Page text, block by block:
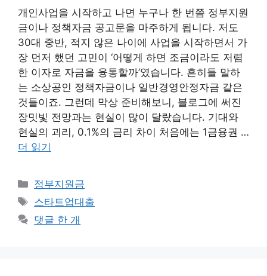
개인사업을 시작하고 나면 누구나 한 번쯤 정부지원
금이나 정책자금 공고문을 마주하게 됩니다. 저도
30대 중반, 적지 않은 나이에 사업을 시작하면서 가
장 먼저 했던 고민이 ‘어떻게 하면 조금이라도 저렴
한 이자로 자금을 융통할까’였습니다. 흔히들 말하
는 소상공인 정책자금이나 일반경영안정자금 같은
것들이죠. 그런데 막상 준비해보니, 블로그에 써진
장밋빛 전망과는 현실이 많이 달랐습니다. 기대와
현실의 괴리, 0.1%의 금리 차이 처음에는 1금융권 …
더 읽기
카
테
리
정부지원금
태
그
스타트업대출
댓글 한 개